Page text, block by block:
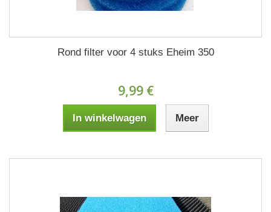
Rond filter voor 4 stuks Eheim 350
9,99 €
In winkelwagen Meer